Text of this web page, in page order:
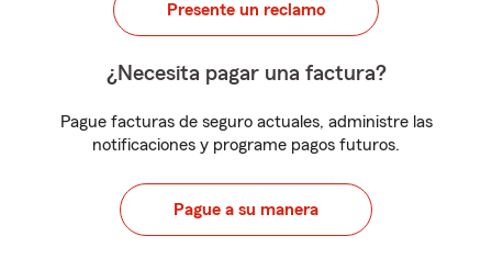
Presente un reclamo
¿Necesita pagar una factura?
Pague facturas de seguro actuales, administre las
notificaciones y programe pagos futuros.
Pague a su manera